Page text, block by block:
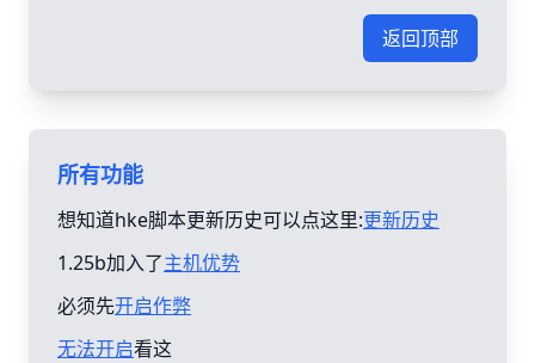
返回顶部
所有功能
想知道hke脚本更新历史可以点这里:更新历史
1.25b加入了主机优势
必须先开启作弊
无法开启看这